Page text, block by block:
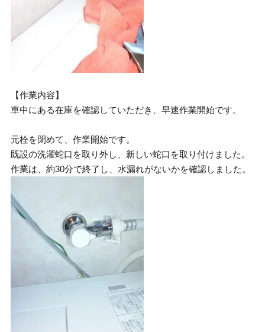
【作業内容】
車中にある在庫を確認していただき、早速作業開始です。
元栓を閉めて、作業開始です。
既設の洗濯蛇口を取り外し、新しい蛇口を取り付けました。
作業は、約30分で終了し、水漏れがないかを確認しました。